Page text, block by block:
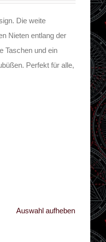
Die weite
Nieten entlang der
Taschen und ein
Perfekt für alle,
Auswahl aufheben